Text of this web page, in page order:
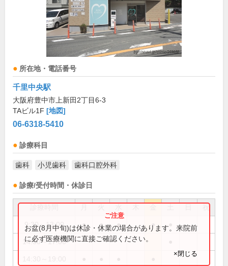
所在地・電話番号
千里中央駅
大阪府豊中市上新田2丁目6-3
TAビル1F [地図]
06-6318-5410
診療科目
歯科 小児歯科 歯科口腔外科
診療/受付時間・休診日
祝
9:30～13:00 ● ● ● ●
14:30～17:00
お盆(8月中旬)は休診・休業の場合があります。来院前
に必ず医療機関に直接ご確認ください。
×閉じる